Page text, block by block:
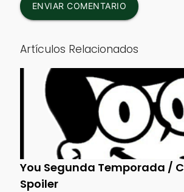
ENVIAR COMENTARIO
Artículos Relacionados
You Segunda Temporada /
Spoiler